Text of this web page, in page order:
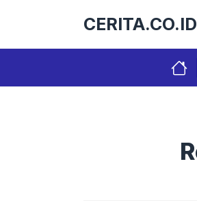
CERITA.CO.ID